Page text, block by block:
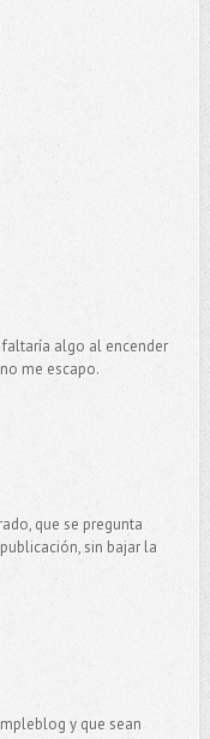
algo al encender
me escapo.
que se pregunta
sin bajar la
y que sean